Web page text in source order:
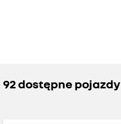
92 dostępne pojazdy